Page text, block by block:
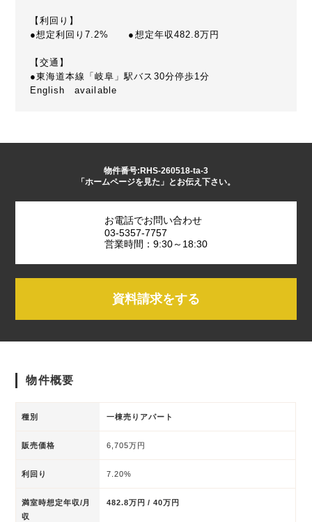
【利回り】
●想定利回り7.2% ●想定年収482.8万円
【交通】
●東海道本線「岐阜」駅バス30分停歩1分
English available
物件番号:RHS-260518-ta-3
「ホームページを見た」とお伝え下さい。
お電話でお問い合わせ
03-5357-7757
営業時間：9:30～18:30
資料請求をする
物件概要
種別 一棟売りアパート
販売価格 6,705万円
利回り 7.20%
満室時想定年収/月
収
482.8万円 / 40万円